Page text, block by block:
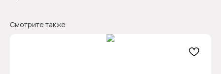
Смотрите также